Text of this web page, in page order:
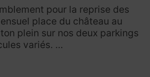
pour la reprise des
place du château au
plein sur nos deux parkings
variés. …